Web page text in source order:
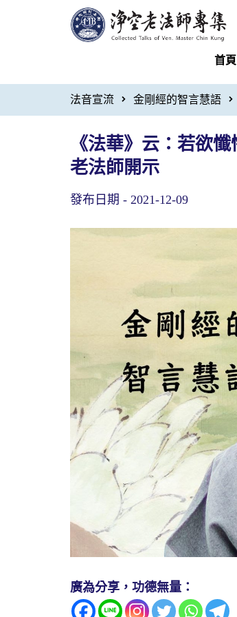
首頁
法音宣流 金剛經的智言慧語
《法華》云：若欲
老法師開示
發布日期 - 2021-12-09
廣為分享，功德無量：